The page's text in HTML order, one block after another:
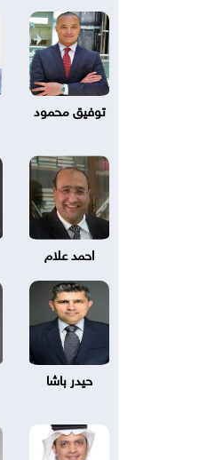
توفيق محمود
احمد علام
حيدر باشا